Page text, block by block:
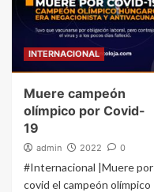
INTERNACIONAL
Muere campeón
olímpico por Covid-
19
admin 2022 0
#Internacional |Muere por
covid el campeón olímpico